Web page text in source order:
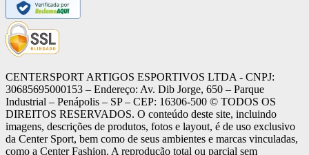
CENTERSPORT ARTIGOS ESPORTIVOS LTDA - CNPJ:
30685695000153 – Endereço: Av. Dib Jorge, 650 – Parque
Industrial – Penápolis – SP – CEP: 16306-500 ©️ TODOS OS
DIREITOS RESERVADOS. O conteúdo deste site, incluindo
imagens, descrições de produtos, fotos e layout, é de uso exclusivo
da Center Sport, bem como de seus ambientes e marcas vinculadas,
como a Center Fashion. A reprodução total ou parcial sem